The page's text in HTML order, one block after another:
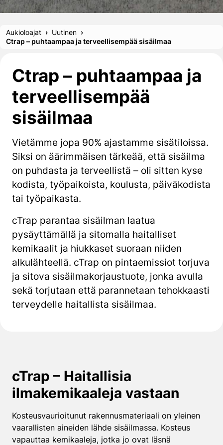
Aukioloajat
Uutinen
Ctrap – puhtaampaa ja terveellisempää sisäilmaa
Ctrap – puhtaampaa ja
terveellisempää
sisäilmaa
Vietämme jopa 90% ajastamme sisätiloissa.
Siksi on äärimmäisen tärkeää, että sisäilma
on puhdasta ja terveellistä – oli sitten kyse
kodista, työpaikoista, koulusta, päiväkodista
tai työpaikasta.
cTrap parantaa sisäilman laatua
pysäyttämällä ja sitomalla haitalliset
kemikaalit ja hiukkaset suoraan niiden
alkulähteellä. cTrap on pintaemissiot torjuva
ja sitova sisäilmakorjaustuote, jonka avulla
sekä torjutaan että parannetaan tehokkaasti
terveydelle haitallista sisäilmaa.
cTrap – Haitallisia
ilmakemikaaleja vastaan
Kosteusvaurioitunut rakennusmateriaali on yleinen
vaarallisten aineiden lähde sisäilmassa. Kosteus
vapauttaa kemikaaleja, jotka jo ovat läsnä